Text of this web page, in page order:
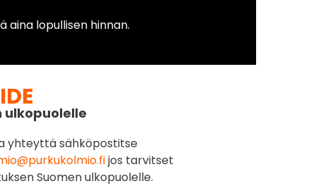
lopullisen hinnan.
ulkopuolelle
yhteyttä sähköpostitse
jos tarvitset
Suomen ulkopuolelle.